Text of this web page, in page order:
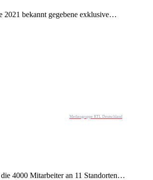
2021 bekannt gegebene exklusive…
Mediengruppe RTL Deutschland
4000 Mitarbeiter an 11 Standorten…